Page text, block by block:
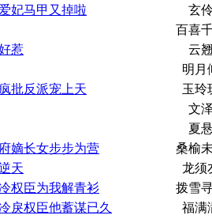
妃马甲又掉啦
玄
百喜
惹
云
明月
批反派宠上天
玉玲
文
夏
嫡长女步步为营
桑榆
天
龙须
权臣为我解青衫
拨雪
戾权臣他蓄谋已久
福满